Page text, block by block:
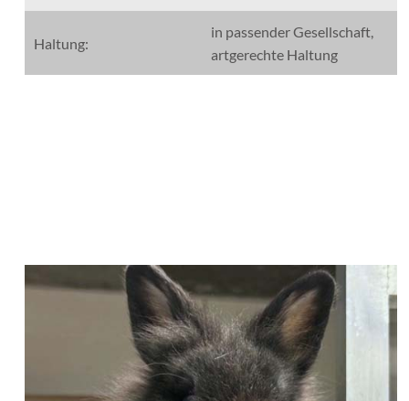
Haltung:
in passender Gesellschaft,
artgerechte Haltung